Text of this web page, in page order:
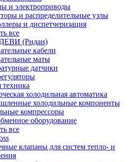
и электроприводы
и распределительные узлы
и диспетчеризация
все
(Ридан)
кабели
маты
датчики
техника
холодильная автоматика
холодильные компоненты
компрессоры
оборудование
все
клапаны для систем тепло- и